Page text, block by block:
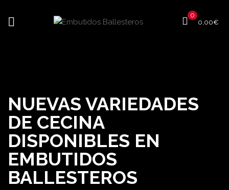
0
0,00€
NUEVAS VARIEDADES
DE CECINA
DISPONIBLES EN
EMBUTIDOS
BALLESTEROS